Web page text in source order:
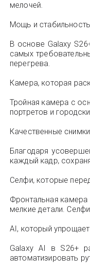
мелочей.
Мощь и
В основе Galaxy
самых
перегрева.
Камера, которая
Тройная камера с
портретов и
Качественные
Благодаря
каждый кадр,
Селфи, которые
Фронтальная камера
мелкие детали.
AI, который
Galaxy AI в S26+
автоматизировать